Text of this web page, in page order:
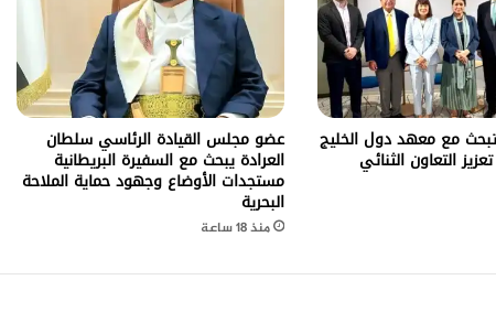
مع معهد دول الخليج
التعاون الثنائي
عضو مجلس القيادة الرئاسي سلطان
العرادة يبحث مع السفيرة البريطانية
مستجدات الأوضاع وجهود حماية الملاحة
البحرية
منذ 18 ساعة